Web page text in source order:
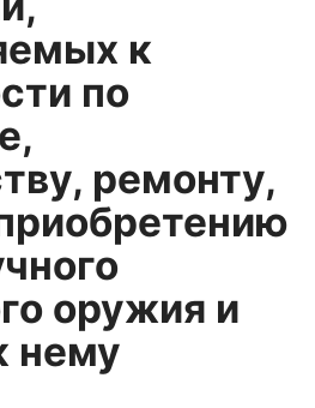
к
по
ремонту,
оружия и
нему